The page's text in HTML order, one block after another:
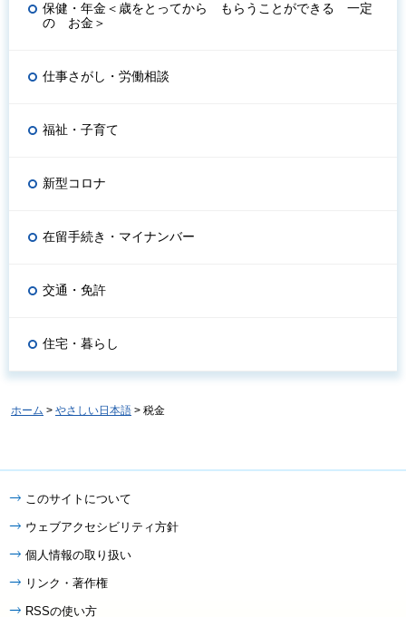
保健・年金＜歳をとってから もらうことができる 一定
の お金＞
仕事さがし・労働相談
福祉・子育て
新型コロナ
在留手続き・マイナンバー
交通・免許
住宅・暮らし
ホーム > やさしい日本語 > 税金
このサイトについて
ウェブアクセシビリティ方針
個人情報の取り扱い
リンク・著作権
RSSの使い方